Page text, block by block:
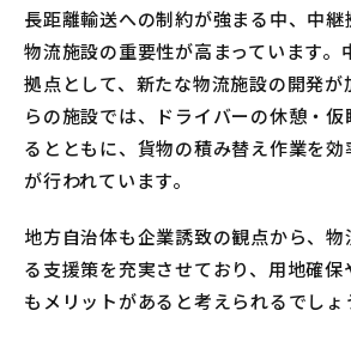
長距離輸送への制約が強まる中、中
物流施設の重要性が高まっています。
拠点として、新たな物流施設の開発
らの施設では、ドライバーの休憩・
るとともに、貨物の積み替え作業を
が行われています。
地方自治体も企業誘致の観点から、
る支援策を充実させており、用地確保
もメリットがあると考えられるでしょ